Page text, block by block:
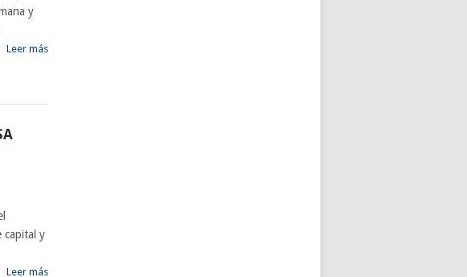
y
Leer más
capital y
Leer más